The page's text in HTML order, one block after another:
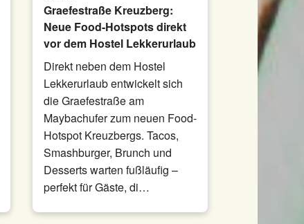
Graefestraße Kreuzberg:
Neue Food-Hotspots direkt
vor dem Hostel Lekkerurlaub
Direkt neben dem Hostel
Lekkerurlaub entwickelt sich
die Graefestraße am
Maybachufer zum neuen Food-
Hotspot Kreuzbergs. Tacos,
Smashburger, Brunch und
Desserts warten fußläufig –
perfekt für Gäste, di…